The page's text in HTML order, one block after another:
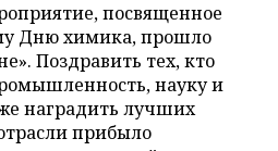
посвященное
Дню химика, прошло
Поздравить тех, кто
науку и
наградить лучших
прибыло